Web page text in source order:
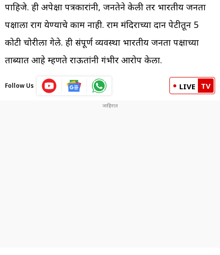
पाहिजे. ही अपेक्षा पत्रकारांनी, जनतेने केली तर भारतीय जनता
पक्षाला राग येण्याचे काम नाही. राम मंदिराच्या दान पेटीतून 5
कोटी चोरीला गेले. ही संपूर्ण व्यवस्था भारतीय जनता पक्षाच्या
ताब्यात आहे म्हणते राऊतांनी गंभीर आरोप केला.
Follow Us LIVE TV